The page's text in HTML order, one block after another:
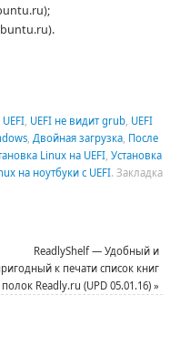
UEFI, UEFI не видит grub, UEFI
, Двойная загрузка, После
Linux на UEFI, Установка
на ноутбуки с UEFI. Закладка
ReadlyShelf — Удобный и
к печати список книг
полок Readly.ru (UPD 05.01.16)»